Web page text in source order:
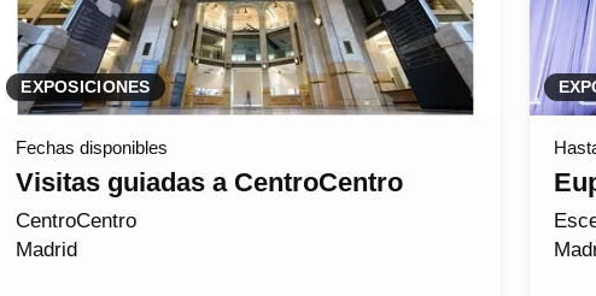
EXPOSICIONES
Fechas disponibles
Visitas guiadas a CentroCentro
CentroCentro
Madrid